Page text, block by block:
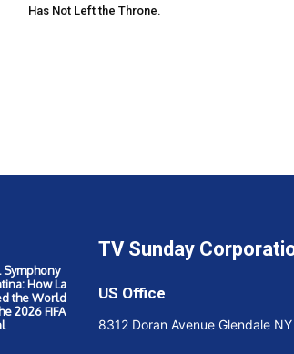
Has Not Left the Throne.
Symphony
How La
the World
2026 FIFA
TV Sunday
US Office
8312 Doran Avenue Glendale